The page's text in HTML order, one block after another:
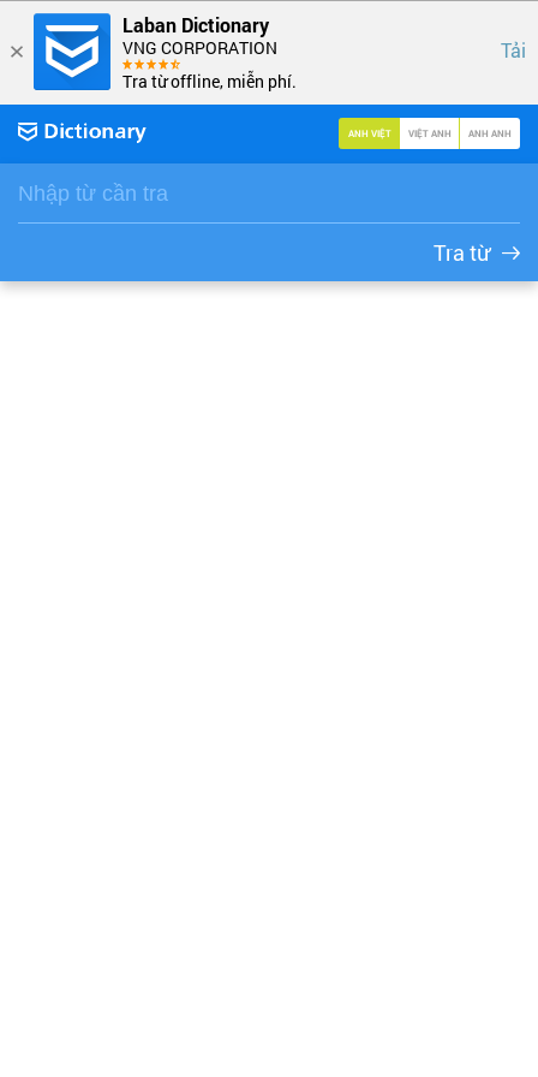
Laban Dictionary
VNG CORPORATION
Tra từ offline, miễn phí.
Tải
ANH VIỆT VIỆT ANH ANH ANH
Tra từ